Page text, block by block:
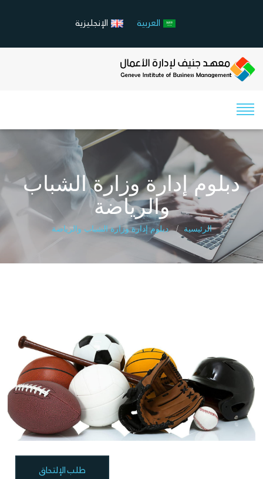
العربية الإنجليزية
دبلوم إدارة وزارة الشباب
والرياضة
الرئيسية دبلوم إدارة وزارة الشباب والرياضة
طلب الإلتحاق